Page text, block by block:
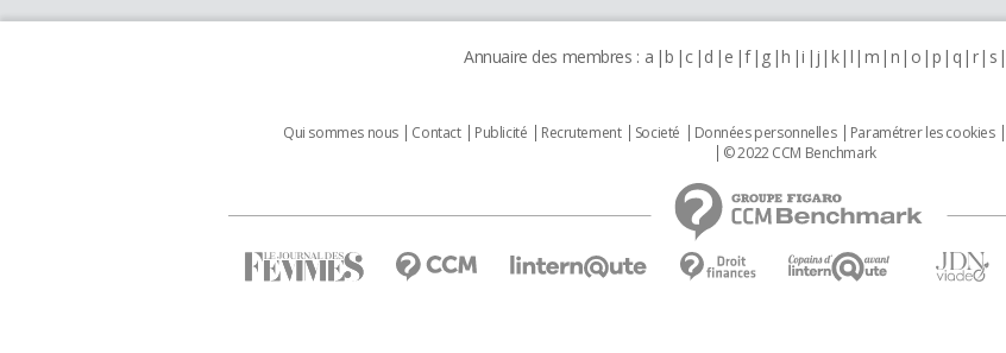
Annuaire des membres : a b c d e f g h i j k l m n o p q r s
Qui sommes nous Contact Publicité Recrutement Societé Données personnelles Paramétrer les cookies
© 2022 CCM Benchmark